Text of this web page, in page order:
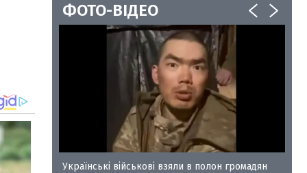
ФОТО-ВІДЕО
35
Українські військові взяли в полон громадян